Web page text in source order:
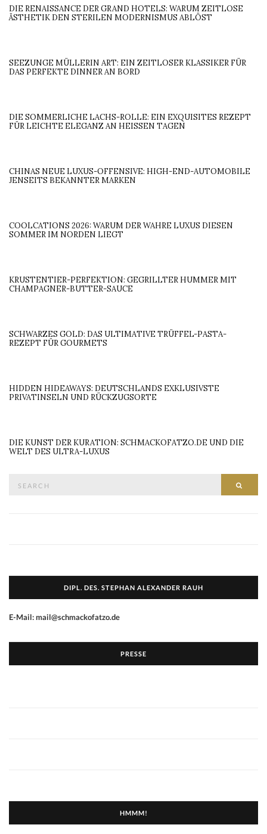
DIE RENAISSANCE DER GRAND HOTELS: WARUM ZEITLOSE
ÄSTHETIK DEN STERILEN MODERNISMUS ABLÖST
SEEZUNGE MÜLLERIN ART: EIN ZEITLOSER KLASSIKER FÜR
DAS PERFEKTE DINNER AN BORD
DIE SOMMERLICHE LACHS-ROLLE: EIN EXQUISITES REZEPT
FÜR LEICHTE ELEGANZ AN HEISSEN TAGEN
CHINAS NEUE LUXUS-OFFENSIVE: HIGH-END-AUTOMOBILE
JENSEITS BEKANNTER MARKEN
COOLCATIONS 2026: WARUM DER WAHRE LUXUS DIESEN
SOMMER IM NORDEN LIEGT
KRUSTENTIER-PERFEKTION: GEGRILLTER HUMMER MIT
CHAMPAGNER-BUTTER-SAUCE
SCHWARZES GOLD: DAS ULTIMATIVE TRÜFFEL-PASTA-
REZEPT FÜR GOURMETS
HIDDEN HIDEAWAYS: DEUTSCHLANDS EXKLUSIVSTE
PRIVATINSELN UND RÜCKZUGSORTE
DIE KUNST DER KURATION: SCHMACKOFATZO.DE UND DIE
WELT DES ULTRA-LUXUS
DIPL. DES. STEPHAN ALEXANDER RAUH
E-Mail: mail@schmackofatzo.de
PRESSE
HMMM!